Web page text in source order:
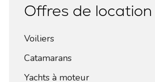
Offres de location
Voiliers
Catamarans
Yachts à moteur